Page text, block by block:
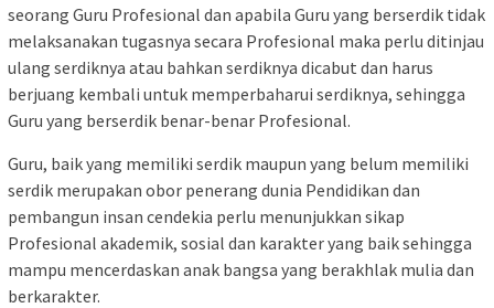
seorang Guru Profesional dan apabila Guru yang berserdik tidak
melaksanakan tugasnya secara Profesional maka perlu ditinjau
ulang serdiknya atau bahkan serdiknya dicabut dan harus
berjuang kembali untuk memperbaharui serdiknya, sehingga
Guru yang berserdik benar-benar Profesional.
Guru, baik yang memiliki serdik maupun yang belum memiliki
serdik merupakan obor penerang dunia Pendidikan dan
pembangun insan cendekia perlu menunjukkan sikap
Profesional akademik, sosial dan karakter yang baik sehingga
mampu mencerdaskan anak bangsa yang berakhlak mulia dan
berkarakter.